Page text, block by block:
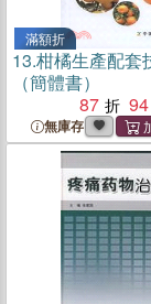
滿額折
13.柑橘生產配套
（簡體書）
87
94
無庫存